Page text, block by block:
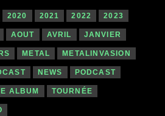
2020 2021 2022 2023
AOUT AVRIL JANVIER
METAL METALINVASION
NEWS PODCAST
ALBUM TOURNÉE